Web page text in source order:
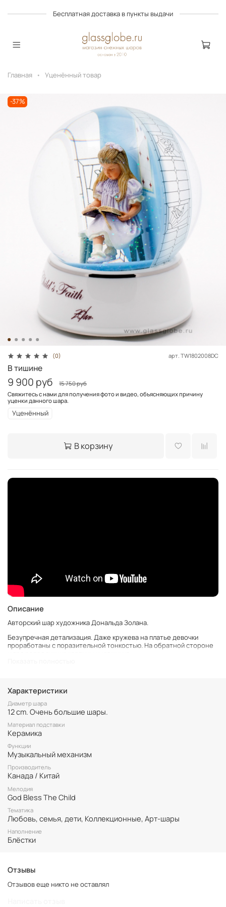
Бесплатная доставка в пункты выдачи
Главная Уценённый товар
-37%
(0) арт. TW1802008DC
В тишине
9 900 руб
15 750 руб
Свяжитесь с нами для получения фото и видео, объясняющих причину
уценки данного шара.
Уценённый
В корзину
Описание
Авторский шар художника Дональда Золана.
Безупречная детализация.Даже кружева на платье девочки
проработаны с поразительной тонкостью. На обратной стороне
Характеристики
Диаметр шара
12 cm. Очень большие шары.
Материал подставки
Керамика
Функции
Музыкальный механизм
Производитель
Канада / Китай
Мелодия
God Bless The Child
Тематика
Любовь, семья, дети, Коллекционные, Арт-шары
Наполнение
Блёстки
Отзывы
Отзывов еще никто не оставлял